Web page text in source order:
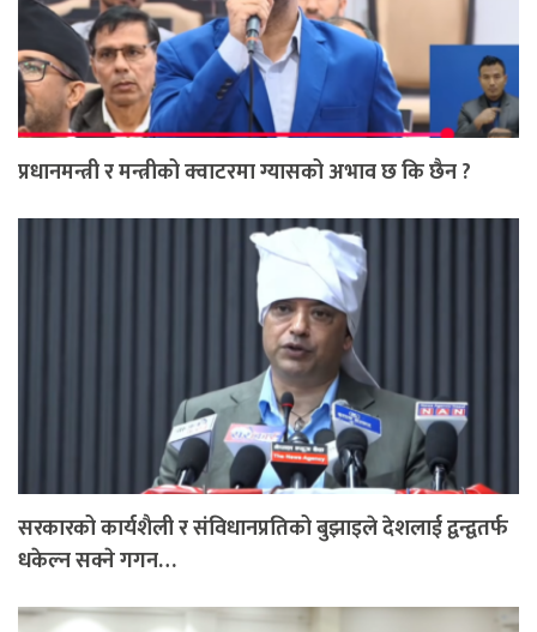
प्रधानमन्त्री र मन्त्रीको क्वाटरमा ग्यासको अभाव छ कि छैन ?
सरकारको कार्यशैली र संविधानप्रतिको बुझाइले देशलाई द्वन्द्वतर्फ
धकेल्न सक्ने गगन…